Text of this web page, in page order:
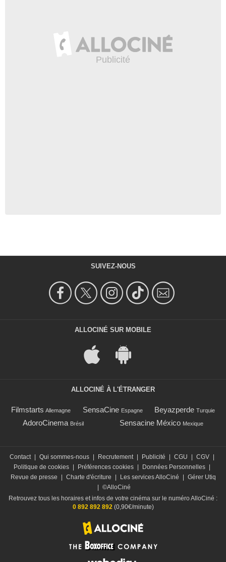
SUIVEZ-NOUS
ALLOCINÉ SUR MOBILE
ALLOCINÉ À L'ÉTRANGER
Filmstarts Allemagne SensaCine Espagne Beyazperde Turquie
AdoroCinema Brésil Sensacine México Mexique
Contact Qui sommes-nous Recrutement Publicité CGU CGV
Politique de cookies
Préférences cookies Données Personnelles
Revue de presse
Charte d'écriture Les services AlloCiné
Gérer Utiq
©AlloCiné
Retrouvez tous les horaires et infos de votre cinéma sur le numéro AlloCiné :
0 892 892 892(0,90€/minute)